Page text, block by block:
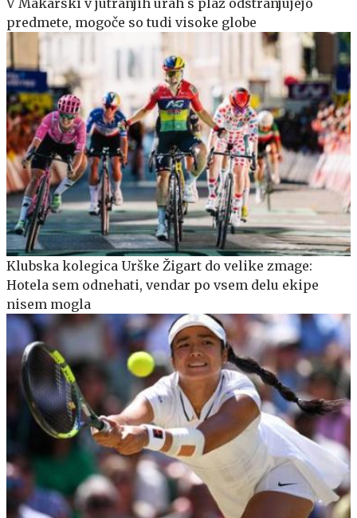
predmete, mogoče so tudi visoke globe
Klubska kolegica Urške Žigart do velike zmage:
Hotela sem odnehati, vendar po vsem delu ekipe
nisem mogla